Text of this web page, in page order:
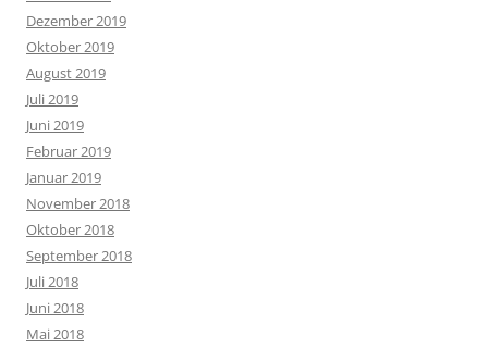
Dezember 2019
Oktober 2019
August 2019
Juli 2019
Juni 2019
Februar 2019
Januar 2019
November 2018
Oktober 2018
September 2018
Juli 2018
Juni 2018
Mai 2018